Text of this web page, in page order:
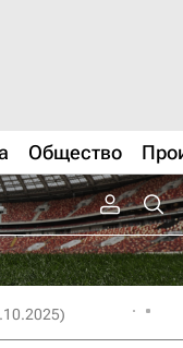
Общество